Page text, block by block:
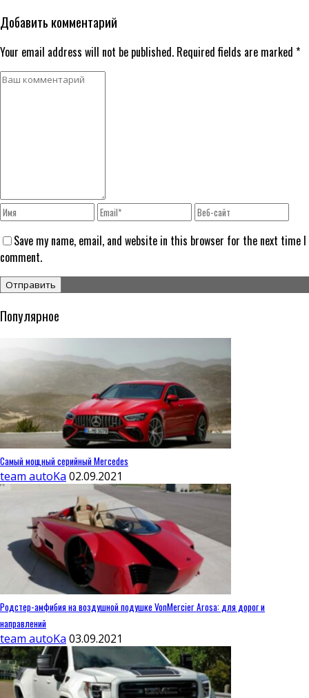
Добавить комментарий
Your email address will not be published. Required fields are marked *
Save my name, email, and website in this browser for the next time I
comment.
Популярное
Самый мощный серийный Mercedes
team autoKa 02.09.2021
Родстер-амфибия на воздушной подушке VonMercier Arosa: для дорог и
направлений
team autoKa 03.09.2021